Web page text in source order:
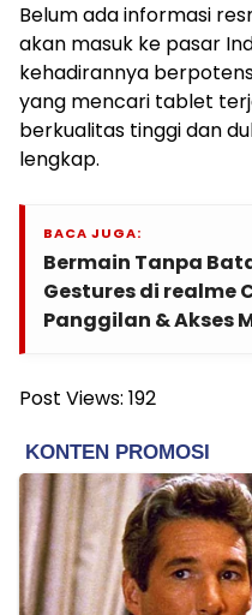
Belum ada informasi
akan masuk ke pasar
kehadirannya
yang mencari tablet
berkualitas tinggi dan
lengkap.
BACA JUGA:
Bermain Tanpa
Gestures di realme
Panggilan & Akses
Post Views: 192